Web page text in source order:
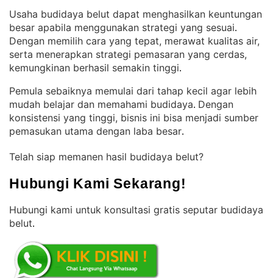
Usaha budidaya belut dapat menghasilkan keuntungan
besar apabila menggunakan strategi yang sesuai
Dengan memilih cara yang tepat, merawat kualitas air,
serta menerapkan strategi pemasaran yang cerdas,
kemungkinan berhasil semakin tinggi.
Pemula sebaiknya memulai dari tahap kecil agar lebih
mudah belajar dan memahami budidaya. Dengan
konsistensi yang tinggi, bisnis ini bisa menjadi sumber
pemasukan utama dengan laba besar.
Telah siap memanen hasil budidaya belut?
Hubungi Kami Sekarang!
Hubungi kami untuk konsultasi gratis seputar budidaya
belut.